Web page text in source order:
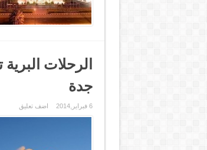
الرحلات
جدة
6 فبراير,2014 اضف تعليق